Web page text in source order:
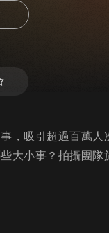
，吸引超過百萬
大小事？拍攝團